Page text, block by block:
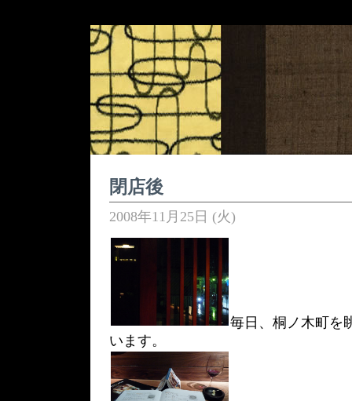
閉店後
2008年11月25日 (火)
毎日、桐ノ木町を
います。